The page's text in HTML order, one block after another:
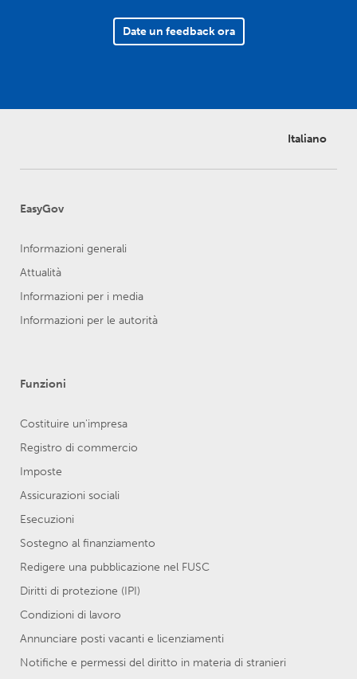
Date un feedback ora
Italiano
EasyGov
Informazioni generali
Attualità
Informazioni per i media
Informazioni per le autorità
Funzioni
Costituire un'impresa
Registro di commercio
Imposte
Assicurazioni sociali
Esecuzioni
Sostegno al finanziamento
Redigere una pubblicazione nel FUSC
Diritti di protezione (IPI)
Condizioni di lavoro
Annunciare posti vacanti e licenziamenti
Notifiche e permessi del diritto in materia di stranieri